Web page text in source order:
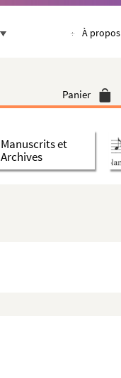
À propos
Panier
Manuscrits et
Archives